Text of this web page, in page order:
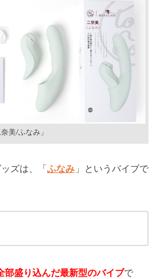
奈美/ふなみ」
ズは、「ふなみ 」というバイブで
部盛り込んだ最新型のバイブで